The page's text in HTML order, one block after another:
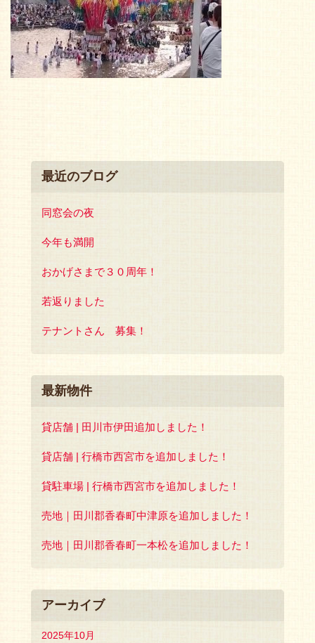
最近のブログ
同窓会の夜
今年も満開
おかげさまで３０周年！
若返りました
テナントさん 募集！
最新物件
貸店舗 | 田川市伊田追加しました！
貸店舗 | 行橋市西宮市を追加しました！
貸駐車場 | 行橋市西宮市を追加しました！
売地｜田川郡香春町中津原を追加しました！
売地｜田川郡香春町一本松を追加しました！
アーカイブ
2025年10月